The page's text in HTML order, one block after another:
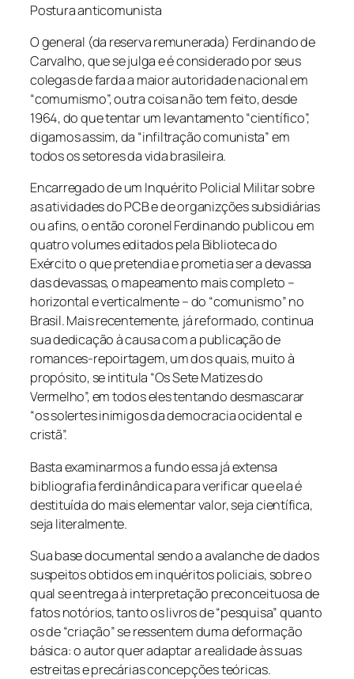
Postura anticomunista
O general (da reserva remunerada) Ferdinando de
Carvalho, que se julga e é considerado por seus
colegas de farda a maior autoridade nacional em
“comumismo”, outra coisa não tem feito, desde
1964, do que tentar um levantamento “científico”,
digamos assim, da “infiltração comunista” em
todos os setores da vida brasileira.
Encarregado de um Inquérito Policial Militar sobre
as atividades do PCB e de organizções subsidiárias
ou afins, o então coronel Ferdinando publicou em
quatro volumes editados pela Biblioteca do
Exército o que pretendia e prometia ser a devassa
das devassas, o mapeamento mais completo –
horizontal e verticalmente – do “comunismo” no
Brasil. Mais recentemente, já reformado, continua
sua dedicação à causa com a publicação de
romances-repoirtagem, um dos quais, muito à
propósito, se intitula “Os Sete Matizes do
Vermelho”, em todos eles tentando desmascarar
“os solertes inimigos da democracia ocidental e
cristã”.
Basta examinarmos a fundo essa já extensa
bibliografia ferdinândica para verificar que ela é
destituída do mais elementar valor, seja científica,
seja literalmente.
Sua base documental sendo a avalanche de dados
suspeitos obtidos em inquéritos policiais, sobre o
qual se entrega à interpretação preconceituosa de
fatos notórios, tanto os livros de “pesquisa” quanto
os de “criação” se ressentem duma deformação
básica: o autor quer adaptar a realidade às suas
estreitas e precárias concepções teóricas.